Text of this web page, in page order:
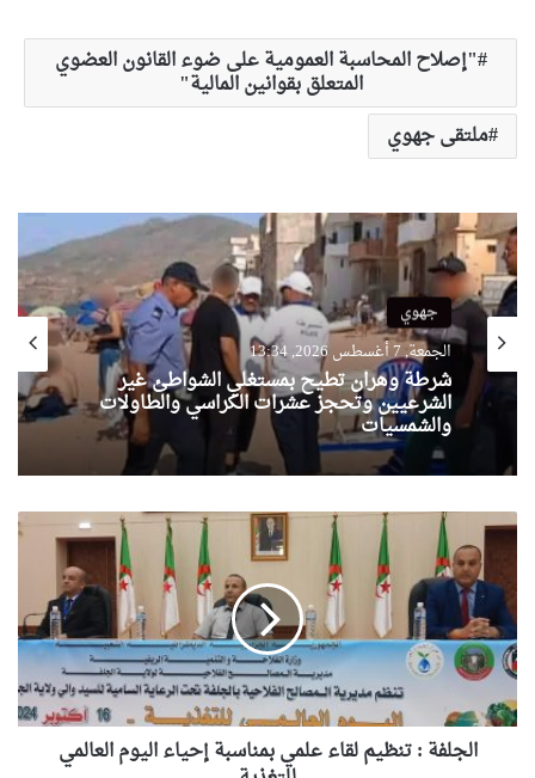
"إصلاح المحاسبة العمومية على ضوء القانون العضوي
المتعلق بقوانين المالية"
ملتقى جهوي
جهوي
الجمعة, 7 أغسطس 2026, 13:34
شرطة وهران تطيح بمستغلي الشواطئ غير
الشرعيين وتحجز عشرات الكراسي والطاولات
والشمسيات
ا
ل
ل
ف
ة
:
ت
ن
الجلفة : تنظيم لقاء علمي بمناسبة إحياء اليوم العالمي